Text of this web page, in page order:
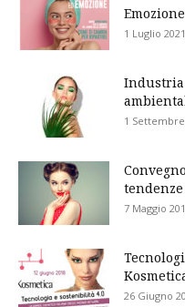
Emozione
1 Luglio 2021
Industria
1 Settembre
7 Maggio
26 Giugno